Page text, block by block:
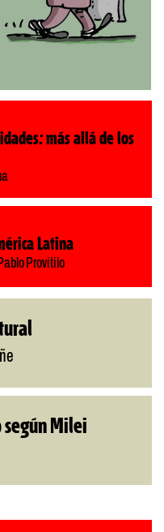
más allá de los
Latina
Provitilo
Milei